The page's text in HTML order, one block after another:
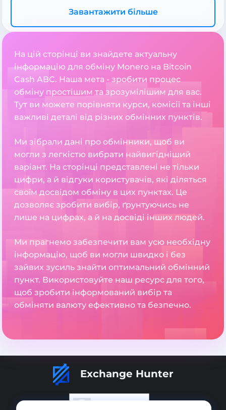
Завантажити більше
На цій сторінці ви знайдете актуальну
інформацію для обміну Monero на Bitcoin
Cash ABC. Наша мета - зробити процес
обміну простішим та зрозумілішим для вас.
Тут ви можете порівняти курси, комісії та інші
важливі деталі від різних обмінних пунктів.
Ми зібрали дані про обмінники, щоб ви
могли з легкістю вибрати найвигідніший
варіант. На сторінці представлені не тільки
цифри, а й відгуки користувачів, які діляться
своїм досвідом обміну в цих пунктах. Це
дозволяє зробити вибір, ґрунтуючись не
лише на цифрах, а й на досвіді інших людей.
Ми прагнемо забезпечити вам усю необхідну
інформацію, щоб ви могли швидко і без
зайвих зусиль знайти оптимальний обмінний
пункт. Використовуйте наш ресурс для того,
щоб зробити інформований вибір та
обміняти валюту ефективно та безпечно.
Exchange Hunter